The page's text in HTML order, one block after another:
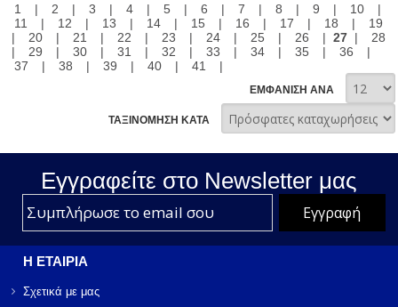
1 | 2 | 3 | 4 | 5 | 6 | 7 | 8 | 9 | 10
|
11
| 12 | 13 | 14 | 15 | 16 | 17 | 18 |
19
|
20 | 21 | 22 | 23 | 24 | 25 | 26 | 27|
28
|
29 | 30 | 31 | 32 | 33 | 34 | 35 | 36
|
37
| 38 | 39 | 40 | 41 |
ΕΜΦΑΝΙΣΗ ΑΝΑ
ΤΑΞΙΝΟΜΗΣΗ ΚΑΤΑ
Εγγραφείτε στο Νewsletter μας
Η ΕΤΑΙΡΙΑ
Σχετικά με μας